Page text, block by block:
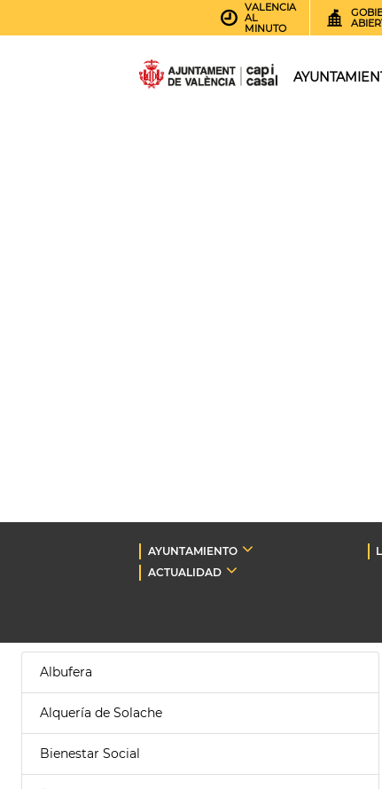
VALENCIA
AL
MINUTO
AYUNTAMIENTO
ACTUALIDAD
Albufera
Alquería de Solache
Bienestar Social